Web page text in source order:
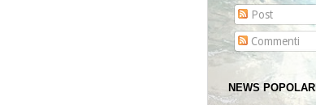
Post
Commenti
NEWS POPOLARI